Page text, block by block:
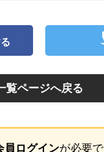
覧ページへ戻る
員ログインが必要で